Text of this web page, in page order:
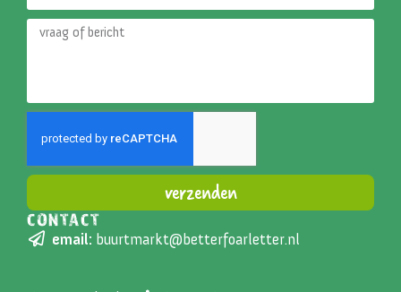
verzenden
Alternative:
CONTACT
email: buurtmarkt@betterfoarletter.nl